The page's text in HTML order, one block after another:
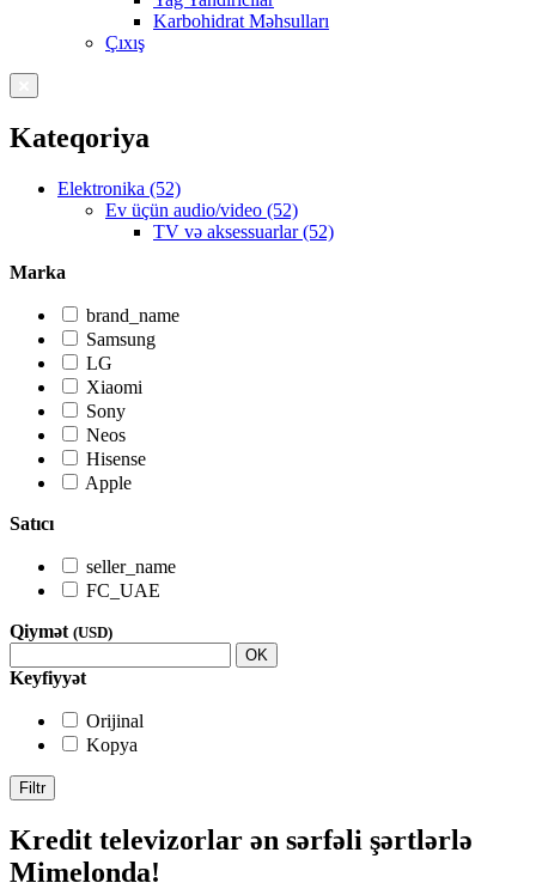
Karbohidrat Məhsulları
Çıxış
Kateqoriya
Elektronika (52)
Ev üçün audio/video (52)
TV və aksessuarlar (52)
Marka
brand_name
Samsung
LG
Xiaomi
Sony
Neos
Hisense
Apple
Satıcı
seller_name
FC_UAE
Qiymət (USD)
OK
Keyfiyyət
Orijinal
Kopya
Filtr
Kredit televizorlar ən sərfəli şərtlərlə
Mimelonda!